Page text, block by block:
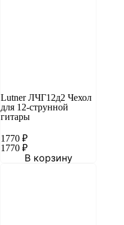
Lutner ЛЧГ12д2 Чехол
для 12-струнной
гитары
1770 ₽
1770 ₽
В корзину